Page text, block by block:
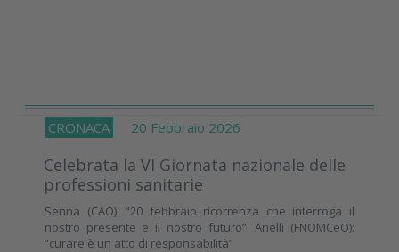
CRONACA 20 Febbraio 2026
Celebrata la VI Giornata nazionale delle
professioni sanitarie
Senna (CAO): “20 febbraio ricorrenza che interroga il
nostro presente e il nostro futuro”. Anelli (FNOMCeO):
“curare è un atto di responsabilità”